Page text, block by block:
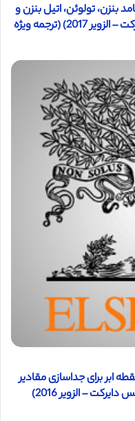
بنزن، تولوئن، اتیل بنزن و
زایلن ها از محلول های آبی (ساینس دایرکت – الزویر 2017) (ترجمه ویژه
ابر برای جداسازی مقادیر
کم یون سرب در نمونه بیولوژیکی (ساینس دایرکت – الزویر 2016)